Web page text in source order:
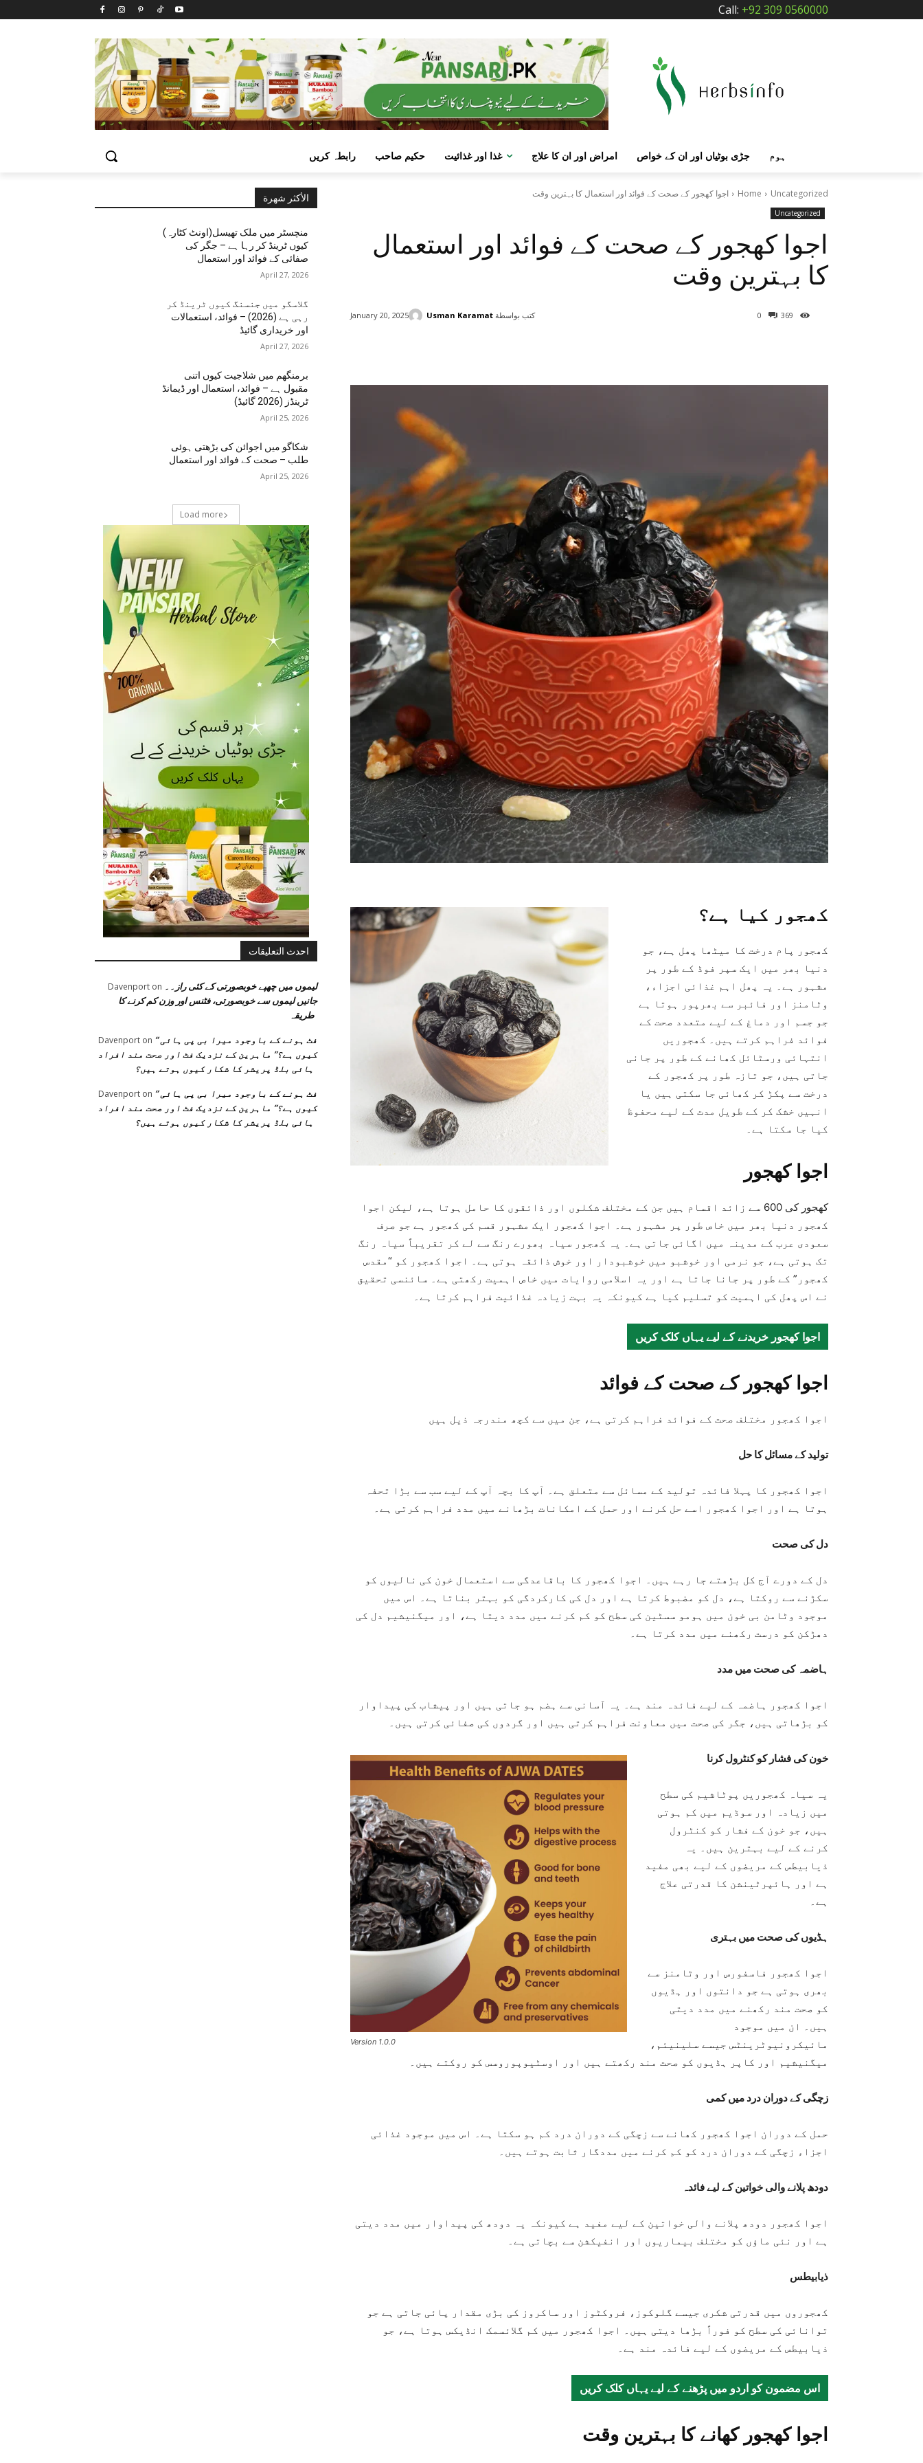
Call: +92 309 0560000
رابطہ کریں حکیم صاحب غذا اور غذائیت امراض اور ان کا علاج جڑی بوٹیاں اور ان کے خواص ہوم
Home Uncategorized اجوا کھجور کے صحت کے فوائد اور استعمال کا بہترین وقت
Uncategorized
اجوا کھجور کے صحت کے فوائد اور استعمال
کا بہترین وقت
0 369
January 20, 2025 كتب بواسطة Usman Karamat
کھجور کیا ہے؟
کھجور پام درخت کا میٹھا پھل ہے، جو
دنیا بھر میں ایک سپر فوڈ کے طور پر
مشہور ہے۔ یہ پھل اہم غذائی اجزاء،
وٹامنز اور فائبر سے بھرپور ہوتا ہے
جو جسم اور دماغ کے لیے متعدد صحت کے
فوائد فراہم کرتے ہیں۔ کھجوریں
انتہائی ورسٹائل کھانے کے طور پر جانی
جاتی ہیں، جو تازہ طور پر کھجور کے
درخت سے پکڑ کر کھائی جا سکتی ہیں یا
انہیں خشک کر کے طویل مدت کے لیے محفوظ
کیا جا سکتا ہے۔
اجوا کھجور
کھجور کی 600 سے زائد اقسام ہیں جن کے مختلف شکلوں اور ذائقوں کا حامل ہوتا ہے، لیکن اجوا
کھجور دنیا بھر میں خاص طور پر مشہور ہے۔ اجوا کھجور ایک مشہور قسم کی کھجور ہے جو صرف
سعودی عرب کے مدینہ میں اگائی جاتی ہے۔ یہ کھجور سیاہ بھورے رنگ سے لے کر تقریباً سیاہ رنگ
تک ہوتی ہے، جو نرمی اور خوشبو میں خوشبودار اور خوش ذائقہ ہوتی ہے۔ اجوا کھجور کو “مقدس
کھجور” کے طور پر جانا جاتا ہے اور یہ اسلامی روایات میں خاص اہمیت رکھتی ہے۔ سائنسی تحقیق
نے اس پھل کی اہمیت کو تسلیم کیا ہے کیونکہ یہ بہت زیادہ غذائیت فراہم کرتا ہے۔
اجوا کھجور خریدنے کے لیے یہاں کلک کریں
اجوا کھجور کے صحت کے فوائد
اجوا کھجور مختلف صحت کے فوائد فراہم کرتی ہے، جن میں سے کچھ مندرجہ ذیل ہیں
تولید کے مسائل کا حل
اجوا کھجور کا پہلا فائدہ تولید کے مسائل سے متعلق ہے۔ آپ کا بچہ آپ کے لیے سب سے بڑا تحفہ
ہوتا ہے اور اجوا کھجور اسے حل کرنے اور حمل کے امکانات بڑھانے میں مدد فراہم کرتی ہے۔
دل کی صحت
دل کے دورے آج کل بڑھتے جا رہے ہیں۔ اجوا کھجور کا باقاعدگی سے استعمال خون کی نالیوں کو
سکڑنے سے روکتا ہے، دل کو مضبوط کرتا ہے اور دل کی کارکردگی کو بہتر بناتا ہے۔ اس میں
موجود وٹامن بی خون میں ہومو سسٹین کی سطح کو کم کرنے میں مدد دیتا ہے، اور میگنیشیم دل کی
دھڑکن کو درست رکھنے میں مدد کرتا ہے۔
ہاضمہ کی صحت میں مدد
اجوا کھجور ہاضمہ کے لیے فائدہ مند ہے۔ یہ آسانی سے ہضم ہو جاتی ہیں اور پیشاب کی پیداوار
کو بڑھاتی ہیں، جگر کی صحت میں معاونت فراہم کرتی ہیں اور گردوں کی صفائی کرتی ہیں۔
Version 1.0.0
خون کی فشار کو کنٹرول کرنا
یہ سیاہ کھجوریں پوٹاشیم کی سطح
میں زیادہ اور سوڈیم میں کم ہوتی
ہیں، جو خون کے فشار کو کنٹرول
کرنے کے لیے بہترین ہیں۔ یہ
ذیابیطس کے مریضوں کے لیے بھی مفید
ہے اور ہائپرٹینشن کا قدرتی علاج
ہے۔
ہڈیوں کی صحت میں بہتری
اجوا کھجور فاسفورس اور وٹامنز سے
بھری ہوتی ہے جو دانتوں اور ہڈیوں
کو صحت مند رکھنے میں مدد دیتی
ہیں۔ ان میں موجود
مائیکرونیوٹرینٹس جیسے سلینیئم،
میگنیشیم اور کاپر ہڈیوں کو صحت مند رکھتے ہیں اور اوسٹیوپوروسس کو روکتے ہیں۔
زچگی کے دوران درد میں کمی
حمل کے دوران اجوا کھجور کھانے سے زچگی کے دوران درد کم ہو سکتا ہے۔ اس میں موجود غذائی
اجزاء زچگی کے دوران درد کو کم کرنے میں مددگار ثابت ہوتے ہیں۔
دودھ پلانے والی خواتین کے لیے فائدہ
اجوا کھجور دودھ پلانے والی خواتین کے لیے مفید ہے کیونکہ یہ دودھ کی پیداوار میں مدد دیتی
ہے اور نئی ماؤں کو مختلف بیماریوں اور انفیکشن سے بچاتی ہے۔
ذیابیطس
کھجوروں میں قدرتی شکری جیسے گلوکوز، فروکٹوز اور ساکروز کی بڑی مقدار پائی جاتی ہے جو
توانائی کی سطح کو فوراً بڑھا دیتی ہیں۔ اجوا کھجور میں کم گلائسمک انڈیکس ہوتا ہے، جو
ذیابیطس کے مریضوں کے لیے فائدہ مند ہے۔
اس مضمون کو اردو میں پڑھنے کے لیے یہاں کلک کریں
اجوا کھجور کھانے کا بہترین وقت
الأكثر شهرة
منچسٹر میں ملک تھیسل(اونٹ کٹارہ)
کیوں ٹرینڈ کر رہا ہے – جگر کی
صفائی کے فوائد اور استعمال
April 27, 2026
گلاسگو میں جنسنگ کیوں ٹرینڈ کر
رہی ہے (2026) – فوائد، استعمالات
اور خریداری گائیڈ
April 27, 2026
برمنگھم میں شلاجیت کیوں اتنی
مقبول ہے – فوائد، استعمال اور ڈیمانڈ
ٹرینڈز (2026 گائیڈ)
April 25, 2026
شکاگو میں اجوائن کی بڑھتی ہوئی
طلب – صحت کے فوائد اور استعمال
April 25, 2026
Load more
احدث التعليقات
Davenport on لیموں میں چھپے خوبصورتی کے کئی راز۔۔
جانیں لیموں سے خوبصورتی، فٹنس اور وزن کم کرنے کا
طریقہ
Davenport on ” فٹ ہونے کے باوجود میرا بی پی ہائی
کیوں ہے؟” ماہرین کے نزدیک فٹ اور صحت مند افراد
ہائی بلڈ پریشر کا شکار کیوں ہوتے ہیں؟
Davenport on ” فٹ ہونے کے باوجود میرا بی پی ہائی
کیوں ہے؟” ماہرین کے نزدیک فٹ اور صحت مند افراد
ہائی بلڈ پریشر کا شکار کیوں ہوتے ہیں؟